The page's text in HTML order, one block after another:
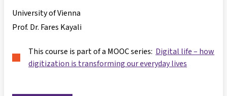
University of Vienna
Prof. Dr. Fares Kayali
This course is part of a MOOC series: Digital life – how
digitization is transforming our everyday lives